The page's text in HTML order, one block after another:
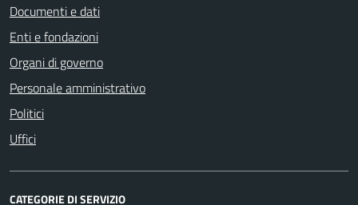
Documenti e dati
Enti e fondazioni
Organi di governo
Personale amministrativo
Politici
Uffici
CATEGORIE DI SERVIZIO